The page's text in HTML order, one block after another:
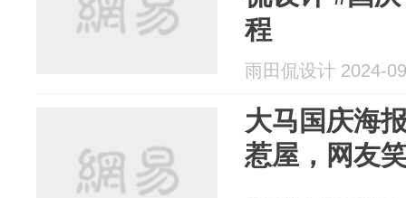
程
雨田侃设计 2024-
大马国庆海
惹屋，网友